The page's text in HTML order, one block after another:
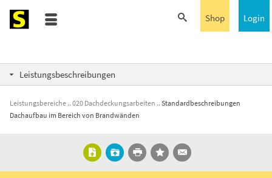
Login
Shop
Leistungsbeschreibungen
Leistungsbereiche 020 Dachdeckungsarbeiten
Standardbeschreibungen
Dachaufbau im Bereich von Brandwänden